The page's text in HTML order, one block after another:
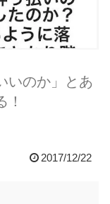
いのか」とあ
2017/12/22